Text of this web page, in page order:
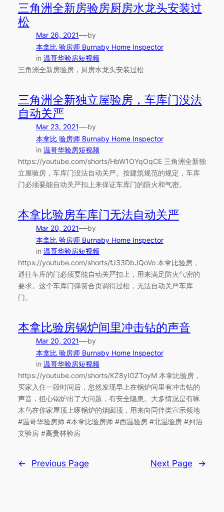
三角洲全新房验房厨房水龙头安装过
松
Mar 26, 2021—by
本拿比 验房师 Burnaby Home Inspector
in 温哥华验房短视频
三角洲全新房验房，厨房水龙头安装过松
三角洲全新独立屋验房，车库门没法
自动关严
Mar 23, 2021—by
本拿比 验房师 Burnaby Home Inspector
in 温哥华验房短视频
https://youtube.com/shorts/HbW1OYqOqCE 三角洲全新独
立屋验房，车库门没法自动关严。按建筑规范的规定，车库
门必须要能自动关严扣上来保证车库门的防火和气密。
本拿比验房车库门无法自动关严
Mar 20, 2021—by
本拿比 验房师 Burnaby Home Inspector
in 温哥华验房短视频
https://youtube.com/shorts/fJ33DbJQoVo 本拿比验房，
通往车库的门必须要能自动关严扣上，用来满足防火气密的
要求。这个车库门弹簧合页调得过松，无法自动关严车库
门。
本拿比验房锅炉间里冲击钻的声音
Mar 20, 2021—by
本拿比 验房师 Burnaby Home Inspector
in 温哥华验房短视频
https://youtube.com/shorts/KZ8yIGZToyM 本拿比验房，
买家入住一段时间后，忽然发现早上在锅炉间里有冲击钻的
声音，担心锅炉出了大问题，有安全隐患。大多情况是有啄
木鸟在你家屋顶上啄锅炉的烟囱顶，用来向同伴类宣示领地
#温哥华验房师 #本拿比验房师 #西温验房 #北温验房 #列治
文验房 #高贵林验房
← Previous Page Next Page →